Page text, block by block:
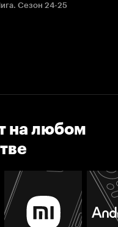
Сезон 24-25
на любом